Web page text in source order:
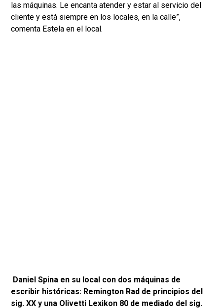
las máquinas. Le encanta atender y estar al servicio del
cliente y está siempre en los locales, en la calle”,
comenta Estela en el local.
Daniel Spina en su local con dos máquinas de
escribir históricas: Remington Rad de principios del
sig. XX y una Olivetti Lexikon 80 de mediado del sig.